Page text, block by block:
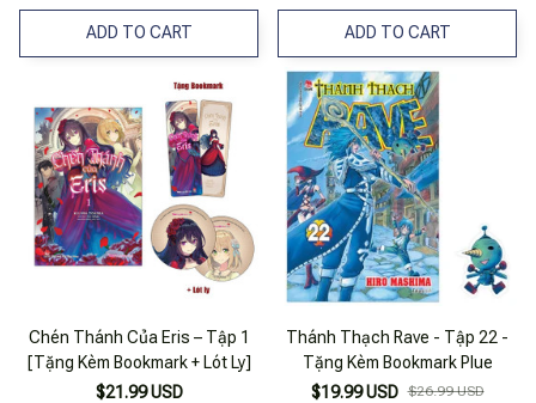
ADD TO CART ADD TO CART
Chén Thánh Của Eris – Tập 1
[Tặng Kèm Bookmark + Lót Ly]
$21.99 USD
Thánh Thạch Rave - Tập 22 -
Tặng Kèm Bookmark Plue
$19.99 USD $26.99 USD